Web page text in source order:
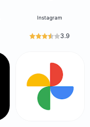
Instagram
3.9